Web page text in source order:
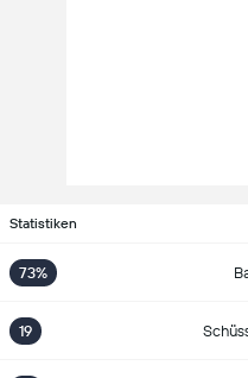
Statistiken
73%
19